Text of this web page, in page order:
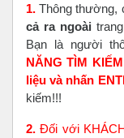
1. Thông thường,
cả ra ngoài
Bạn là người
NĂNG TÌM
liệu và nhấn
kiếm!!!
2. Đối với